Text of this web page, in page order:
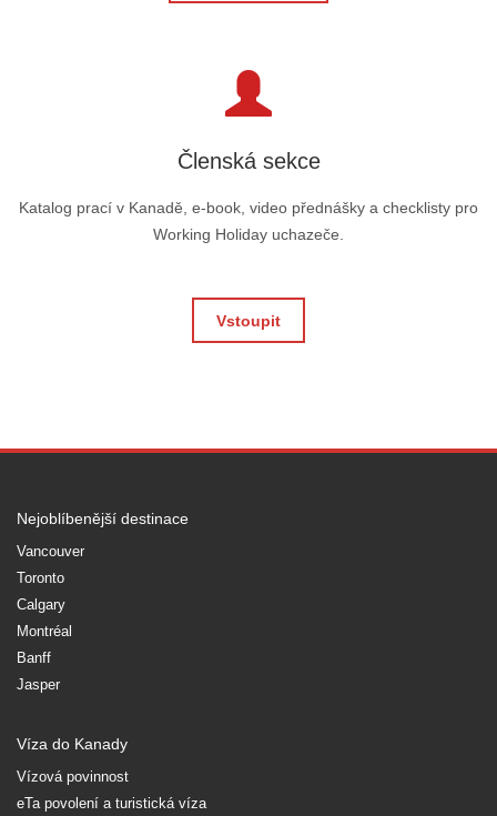
Členská sekce
Katalog prací v Kanadě, e-book, video přednášky a checklisty pro
Working Holiday uchazeče.
Vstoupit
Nejoblíbenější destinace
Vancouver
Toronto
Calgary
Montréal
Banff
Jasper
Víza do Kanady
Vízová povinnost
eTa povolení a turistická víza